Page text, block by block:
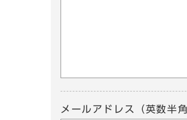
メールアドレス（英数半角